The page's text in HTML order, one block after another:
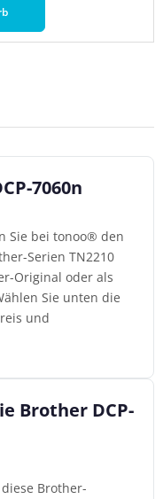
7060n
Sie bei tonoo® den
Serien TN2210
Original oder als
Sie unten die
und
Brother DCP-
Brother-